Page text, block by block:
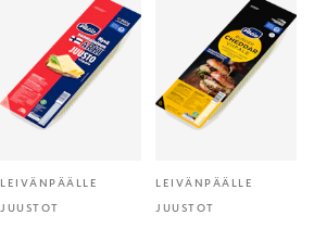
LEIVÄNPÄÄLLE
JUUSTOT
LEIVÄNPÄÄLLE
JUUSTOT